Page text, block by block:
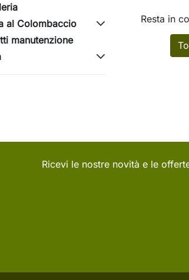
al Colombaccio
manutenzione
Resta in
Ricevi le nostre novità e le